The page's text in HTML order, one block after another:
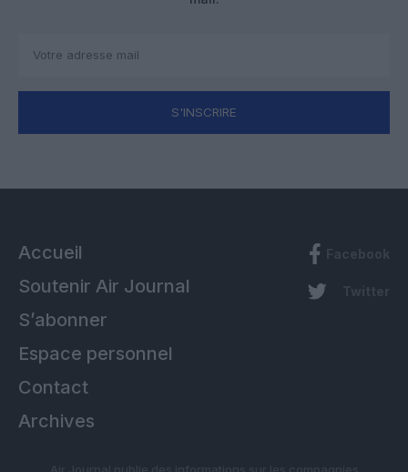
S'INSCRIRE
Accueil
Soutenir Air Journal
S’abonner
Espace personnel
Contact
Archives